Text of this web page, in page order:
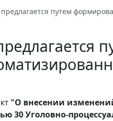
путем
"О внесении
30 Уголовно-